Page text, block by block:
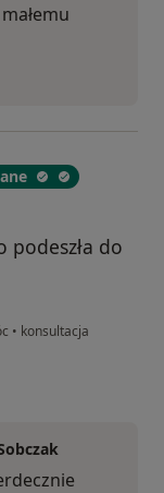
do
• konsultacja